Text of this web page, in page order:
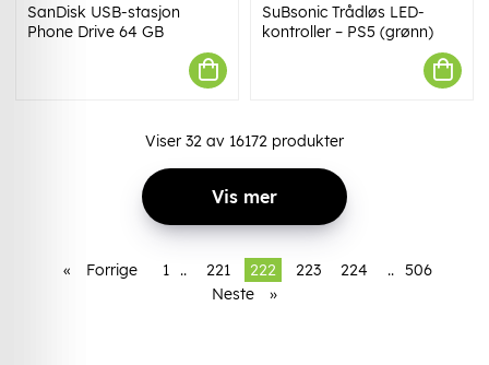
SanDisk USB-stasjon
Phone Drive 64 GB
SuBsonic Trådløs LED-
kontroller – PS5 (grønn)
Viser 32 av 16172 produkter
Vis mer
« Forrige 1 .. 221 222 223 224 .. 506
Neste
»